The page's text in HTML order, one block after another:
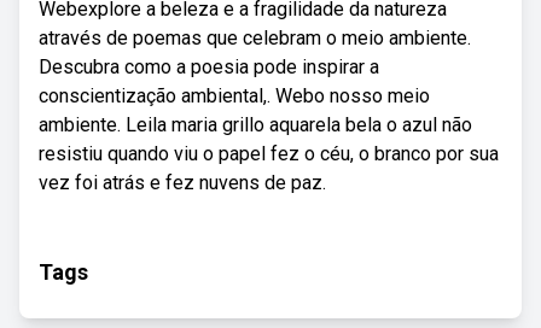
Webexplore a beleza e a fragilidade da natureza
através de poemas que celebram o meio ambiente.
Descubra como a poesia pode inspirar a
conscientização ambiental,. Webo nosso meio
ambiente. Leila maria grillo aquarela bela o azul não
resistiu quando viu o papel fez o céu, o branco por sua
vez foi atrás e fez nuvens de paz.
Tags